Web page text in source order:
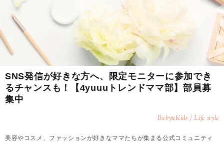
SNS発信が好きな方へ、限定モニターに参加でき
るチャンスも！【4yuuuトレンドママ部】部員募
集中
Baby&Kids / Life style
美容やコスメ、ファッションが好きなママたちが集まる公式コミュニティ